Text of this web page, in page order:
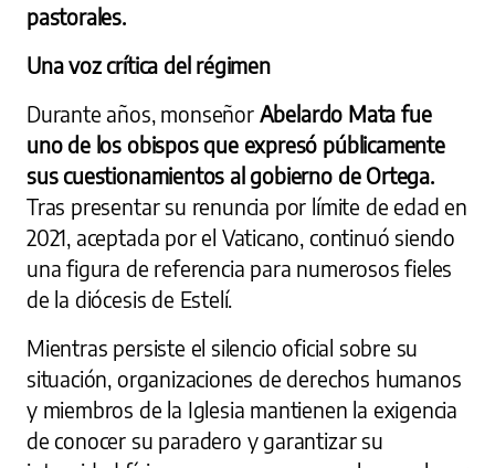
pastorales.
Una voz crítica del régimen
Durante años, monseñor Abelardo Mata fue
uno de los obispos que expresó públicamente
sus cuestionamientos al gobierno de Ortega.
Tras presentar su renuncia por límite de edad en
2021, aceptada por el Vaticano, continuó siendo
una figura de referencia para numerosos fieles
de la diócesis de Estelí.
Mientras persiste el silencio oficial sobre su
situación, organizaciones de derechos humanos
y miembros de la Iglesia mantienen la exigencia
de conocer su paradero y garantizar su